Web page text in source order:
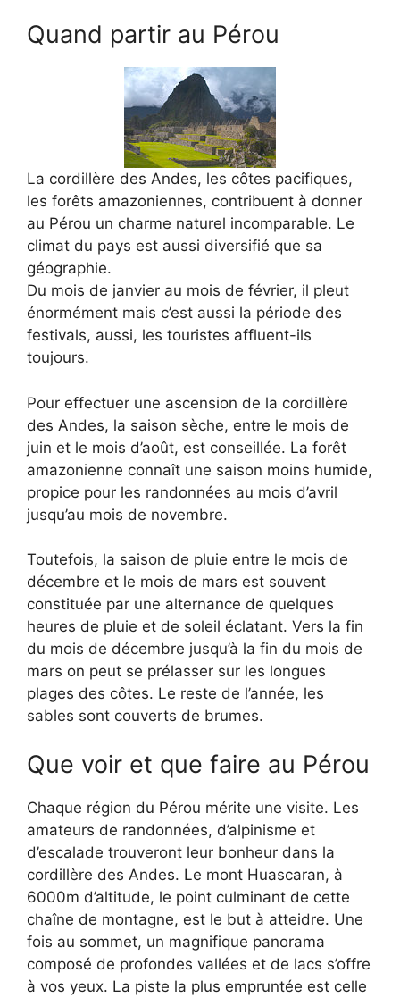
Quand partir au Pérou
La cordillère des Andes, les côtes pacifiques,
les forêts amazoniennes, contribuent à donner
au Pérou un charme naturel incomparable. Le
climat du pays est aussi diversifié que sa
géographie.
Du mois de janvier au mois de février, il pleut
énormément mais c’est aussi la période des
festivals, aussi, les touristes affluent-ils
toujours.
Pour effectuer une ascension de la cordillère
des Andes, la saison sèche, entre le mois de
juin et le mois d’août, est conseillée. La forêt
amazonienne connaît une saison moins humide,
propice pour les randonnées au mois d’avril
jusqu’au mois de novembre.
Toutefois, la saison de pluie entre le mois de
décembre et le mois de mars est souvent
constituée par une alternance de quelques
heures de pluie et de soleil éclatant. Vers la fin
du mois de décembre jusqu’à la fin du mois de
mars on peut se prélasser sur les longues
plages des côtes. Le reste de l’année, les
sables sont couverts de brumes.
Que voir et que faire au Pérou
Chaque région du Pérou mérite une visite. Les
amateurs de randonnées, d’alpinisme et
d’escalade trouveront leur bonheur dans la
cordillère des Andes. Le mont Huascaran, à
6000m d’altitude, le point culminant de cette
chaîne de montagne, est le but à atteidre. Une
fois au sommet, un magnifique panorama
composé de profondes vallées et de lacs s’offre
à vos yeux. La piste la plus empruntée est celle